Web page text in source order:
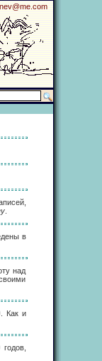
.
в
над
. Как и